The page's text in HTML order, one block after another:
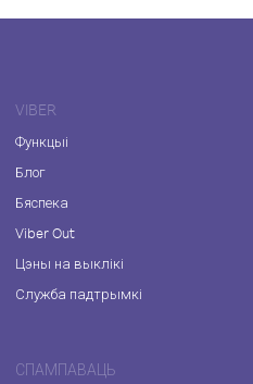
VIBER
Функцыі
Блог
Бяспека
Viber Out
Цэны на выклікі
Служба падтрымкі
СПАМПАВАЦЬ